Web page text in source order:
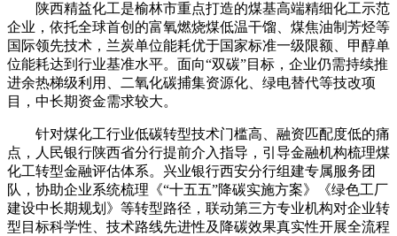
陕西精益化工是榆林市重点打造的煤基高端精细化工示范
企业，依托全球首创的富氧燃烧煤低温干馏、煤焦油制芳烃等
国际领先技术，兰炭单位能耗优于国家标准一级限额、甲醇单
位能耗达到行业基准水平。面向“双碳”目标，企业仍需持续推
进余热梯级利用、二氧化碳捕集资源化、绿电替代等技改项
目，中长期资金需求较大。
针对煤化工行业低碳转型技术门槛高、融资匹配度低的痛
点，人民银行陕西省分行提前介入指导，引导金融机构梳理煤
化工转型金融评估体系。兴业银行西安分行组建专属服务团
队，协助企业系统梳理《“十五五”降碳实施方案》《绿色工厂
建设中长期规划》等转型路径，联动第三方专业机构对企业转
型目标科学性、技术路线先进性及降碳效果真实性开展全流程